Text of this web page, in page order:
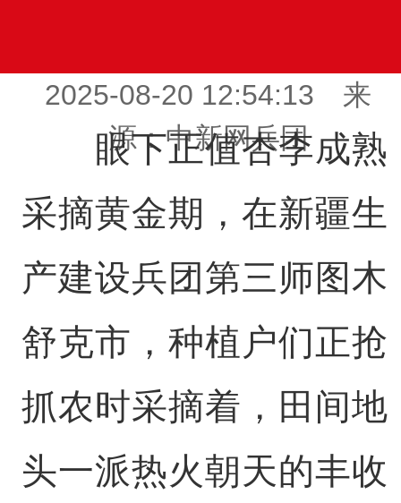
2025-08-20 12:54:13 来
源：中新网兵团
眼下正值杏李成熟
采摘黄金期，在新疆生
产建设兵团第三师图木
舒克市，种植户们正抢
抓农时采摘着，田间地
头一派热火朝天的丰收